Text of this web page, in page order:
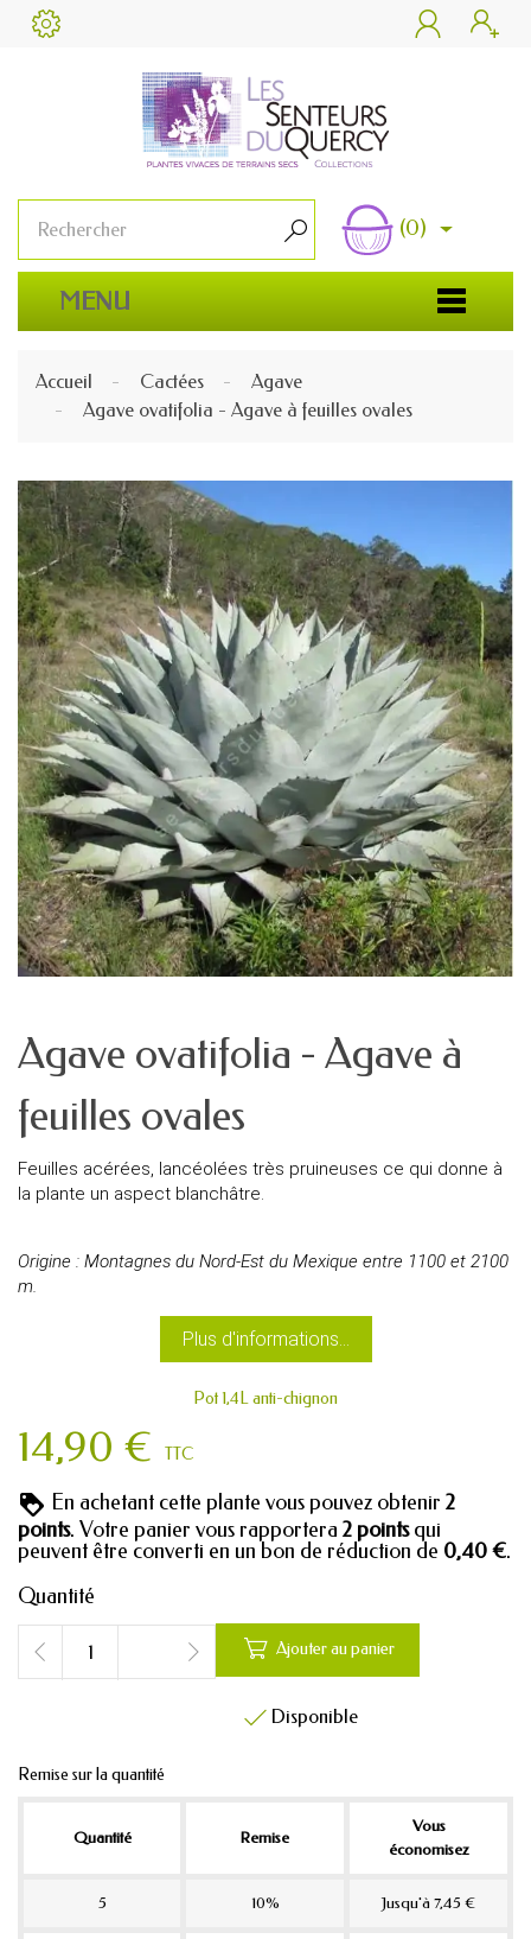
 
 (0)
MENU
Accueil Cactées
Agave
Agave ovatifolia - Agave à feuilles ovales
Agave ovatifolia - Agave à
feuilles ovales
Feuilles acérées, lancéolées très pruineuses ce qui donne à
la plante un aspect blanchâtre.
Origine : Montagnes du Nord-Est du Mexique entre 1100 et 2100
m.
Plus d'informations...
Pot 1,4L anti-chignon
14,90 € TTC
En achetant cette plante vous pouvez obtenir 2
points. Votre panier vous rapportera 2 pointsqui
peuvent être converti en un bon de réduction de 0,40 €.
Quantité
 Ajouter au panier
 Disponible
Remise sur la quantité
Quantité Remise
Vous
économisez
5 10% Jusqu'à 7,45 €